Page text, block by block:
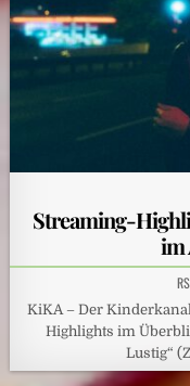
Streaming-
im
KiKA – Der
Highlights im
Lustig“